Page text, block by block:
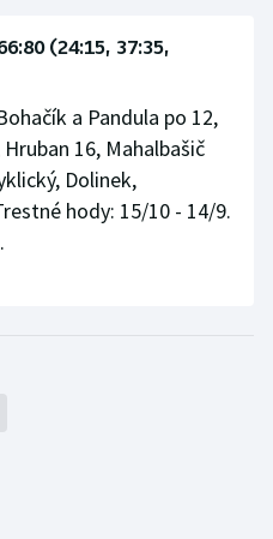
(24:15, 37:35,
a Pandula po 12,
16, Mahalbašič
Dolinek,
hody: 15/10 - 14/9.